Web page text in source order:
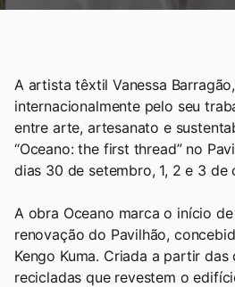
A artista têxtil Vanessa
internacionalmente pelo seu
entre arte, artesanato e
“Oceano: the first thread” no
dias 30 de setembro, 1, 2 e 3 de
A obra Oceano marca o início
renovação do Pavilhão,
Kengo Kuma. Criada a partir
recicladas que revestem o